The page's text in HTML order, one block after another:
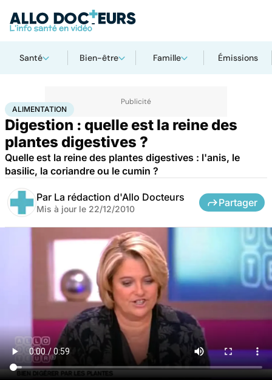
Santé Bien-être Famille Émissions
AccueilSantéMaladies Alimentation
ALIMENTATION
Digestion : quelle est la reine des
plantes digestives ?
Quelle est la reine des plantes digestives : l'anis, le
basilic, la coriandre ou le cumin ?
Par La rédaction d'Allo Docteurs
Mis à jour le 22/12/2010
Partager